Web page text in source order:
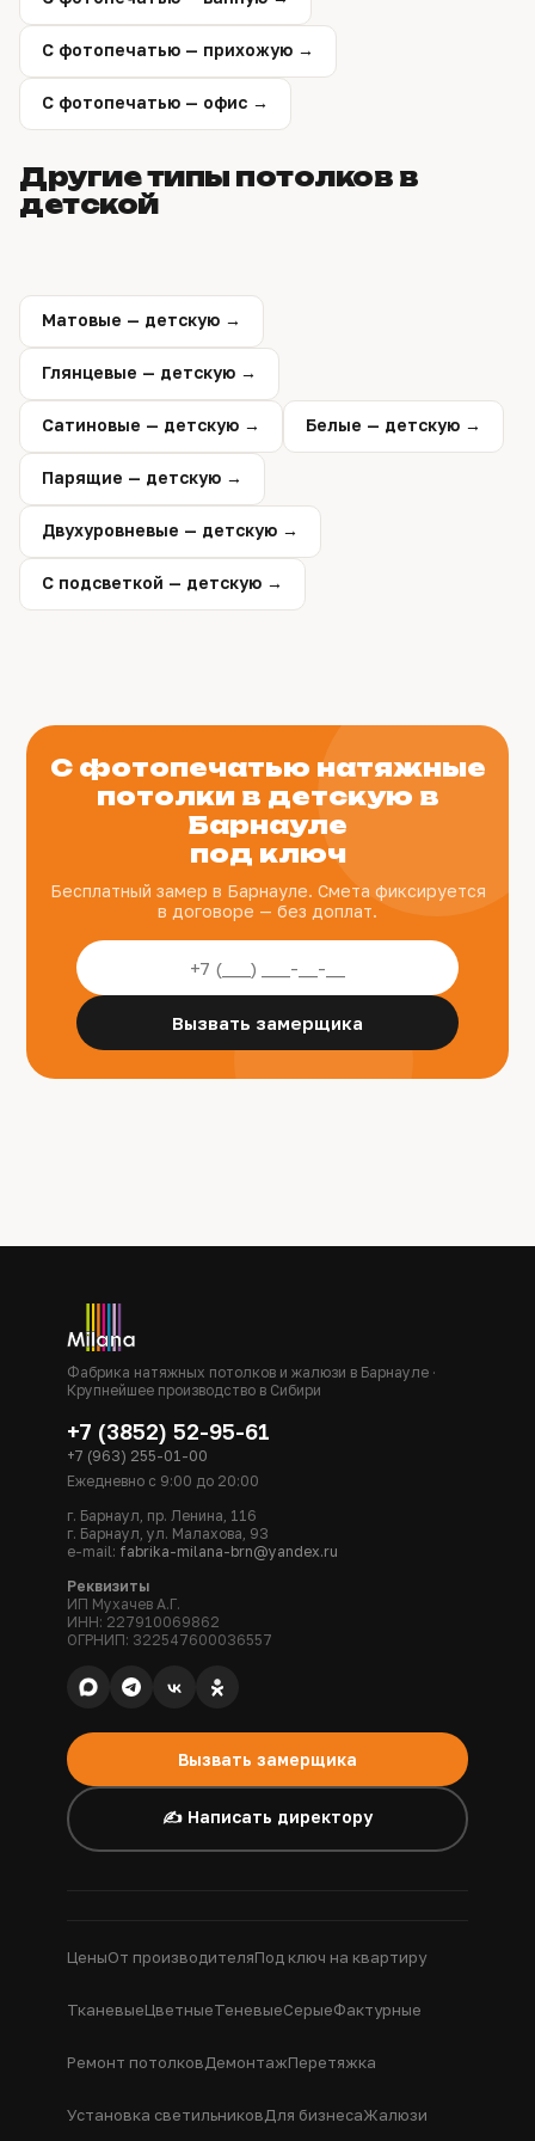
С фотопечатью — прихожую →
С фотопечатью — офис →
Другие типы потолков в
детской
Матовые — детскую →
Глянцевые — детскую →
Сатиновые — детскую → Белые — детскую →
Парящие — детскую →
Двухуровневые — детскую →
С подсветкой — детскую →
С фотопечатью натяжные
потолки в детскую в
Барнауле
под ключ
Бесплатный замер в Барнауле. Смета фиксируется
в договоре — без доплат.
Вызвать замерщика
Фабрика натяжных потолков и жалюзи в Барнауле ·
Крупнейшее производство в Сибири
+7 (3852) 52-95-61
+7 (963) 255-01-00
Ежедневно с 9:00 до 20:00
г. Барнаул, пр. Ленина, 116
г. Барнаул, ул. Малахова, 93
e-mail: fabrika-milana-brn@yandex.ru
Реквизиты
ИП Мухачев А.Г.
ИНН: 227910069862
ОГРНИП: 322547600036557
Вызвать замерщика
✍️ Написать директору
ЦеныОт производителяПод ключ на квартиру
ТканевыеЦветныеТеневыеСерыеФактурные
Ремонт потолковДемонтажПеретяжка
Установка светильниковДля бизнесаЖалюзи